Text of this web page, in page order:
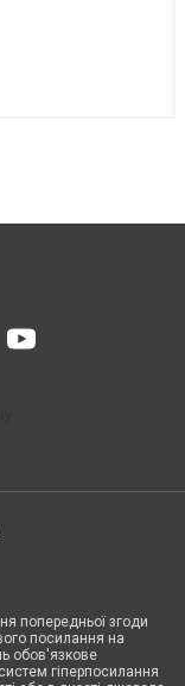
попередньої згоди
посилання на
обов'язкове
гіперпосилання